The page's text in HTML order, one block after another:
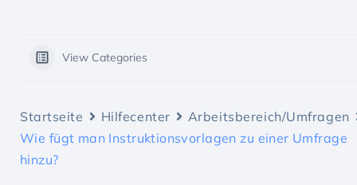
View Categories
Startseite Hilfecenter
Arbeitsbereich/Umfragen
Wie fügt man Instruktionsvorlagen zu einer Umfrage
hinzu?